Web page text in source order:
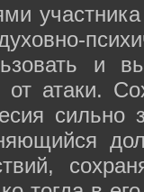
и
от атаки.
сильно